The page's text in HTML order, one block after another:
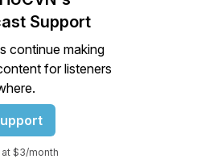
Support
continue making
for listeners
$3/month